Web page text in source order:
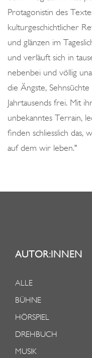
Protagonistin des
kulturgeschichtlicher
und glänzen im
und verläuft sich in
nebenbei und völlig
die Ängste,
Jahrtausends frei. Mit
unbekanntes Terrain,
finden schliesslich das,
auf dem wir leben."
AUTOR:INNEN
ALLE
BÜHNE
HÖRSPIEL
DREHBUCH
MUSIK